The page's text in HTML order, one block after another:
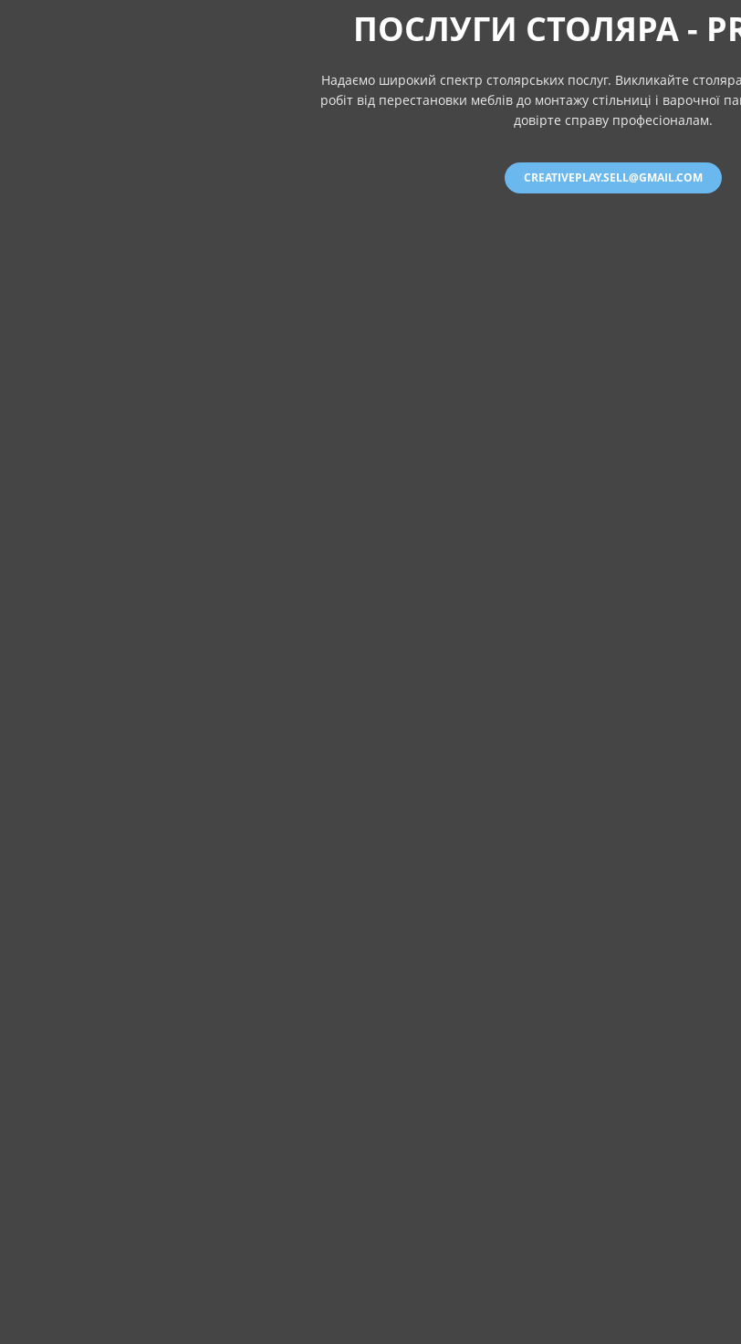
ПОСЛУГИ СТОЛЯРА -
Надаємо широкий спектр столярських послуг. Викликайте
робіт від перестановки меблів до монтажу стільниці і варочної
довірте справу професіоналам.
CREATIVEPLAY.SELL@GMAIL.COM